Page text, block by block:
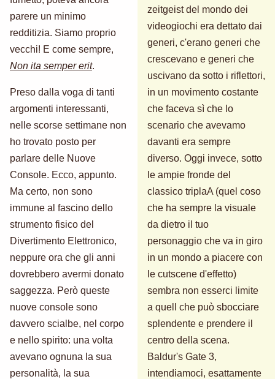
parere un minimo
redditizia. Siamo proprio
vecchi! E come sempre,
Non ita semper erit.
Preso dalla voga di tanti
argomenti interessanti,
nelle scorse settimane non
ho trovato posto per
parlare delle Nuove
Console. Ecco, appunto.
Ma certo, non sono
immune al fascino dello
strumento fisico del
Divertimento Elettronico,
neppure ora che gli anni
dovrebbero avermi donato
saggezza. Però queste
nuove console sono
davvero scialbe, nel corpo
e nello spirito: una volta
avevano ognuna la sua
personalità, la sua
zeitgeist del mondo dei
videogiochi era dettato dai
generi, c'erano generi che
crescevano e generi che
uscivano da sotto i riflettori,
in un movimento costante
che faceva sì che lo
scenario che avevamo
davanti era sempre
diverso. Oggi invece, sotto
le ampie fronde del
classico triplaA (quel coso
che ha sempre la visuale
da dietro il tuo
personaggio che va in giro
in un mondo a piacere con
le cutscene d'effetto)
sembra non esserci limite
a quell che può sbocciare
splendente e prendere il
centro della scena.
Baldur's Gate 3,
intendiamoci, esattamente